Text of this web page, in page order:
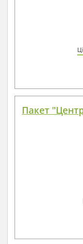
Пакет